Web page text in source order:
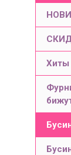
Хиты